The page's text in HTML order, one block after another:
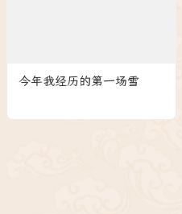
今年我经历的第一场雪